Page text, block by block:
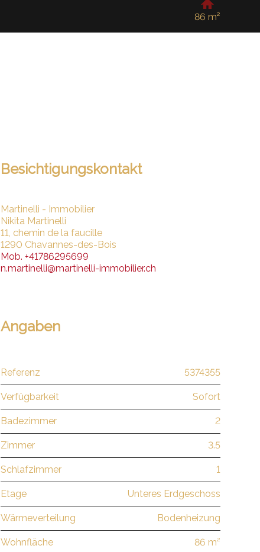
86 m²
Besichtigungskontakt
Martinelli - Immobilier
Nikita Martinelli
11, chemin de la faucille
1290 Chavannes-des-Bois
Mob. +41786295699
n.martinelli@martinelli-immobilier.ch
Angaben
Referenz 5374355
Verfügbarkeit Sofort
Badezimmer 2
Zimmer 3.5
Schlafzimmer 1
Etage Unteres Erdgeschoss
Wärmeverteilung Bodenheizung
Wohnfläche 86 m²